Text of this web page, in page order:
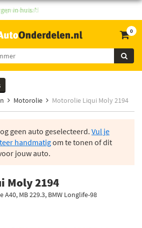
in huis *
0
Motorolie Motorolie Liqui Moly 2194
geen auto geselecteerd. Vul je
handmatigom te tonen of dit
jouw auto.
Moly 2194
A40, MB 229.3, BMW Longlife-98